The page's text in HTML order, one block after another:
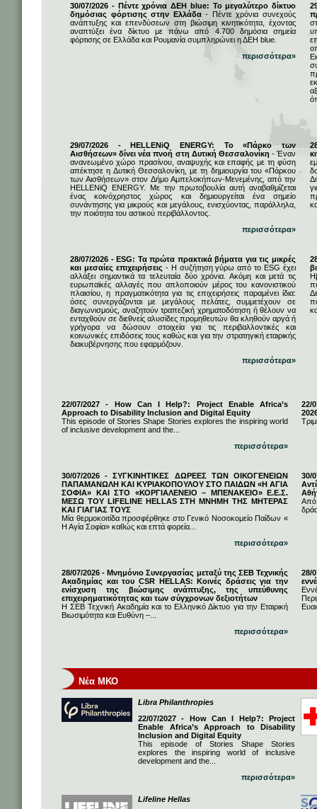
30/07/2026 - Πέντε χρόνια ΔΕΗ blue: Το μεγαλύτερο δίκτυο
δημόσιας φόρτισης στην Ελλάδα- Πέντε χρόνια συνεχούς
ανάπτυξης και επενδύσεων στη βιώσιμη κινητικότητα, έχοντας
αναπτύξει ένα δίκτυο με πάνω από 4.700 δημόσια σημεία
φόρτισης σε Ελλάδα και Ρουμανία συμπληρώνει η ΔΕΗ blue.
περισσότερα»
29/07/2026 - HELLENiQ ENERGY: Το «Πάρκο των
Αισθήσεων» δίνει νέα πνοή στη Δυτική Θεσσαλονίκη - Έναν
ανανεωμένο χώρο πρασίνου, αναψυχής και επαφής με τη φύση
απέκτησε η Δυτική Θεσσαλονίκη, με τη δημιουργία του «Πάρκου
των Αισθήσεων» στον Δήμο Αμπελοκήπων-Μενεμένης, από την
HELLENiQ ENERGY. Με την πρωτοβουλία αυτή αναβαθμίζεται
ένας κοινόχρηστος χώρος και δημιουργείται ένα σημείο
συνάντησης για μικρούς και μεγάλους, ενισχύοντας, παράλληλα,
την ποιότητα του αστικού περιβάλλοντος.
περισσότερα»
28/07/2026 - ESG: Τα πρώτα πρακτικά βήματα για τις μικρές
και μεσαίες επιχειρήσεις - Η συζήτηση γύρω από το ESG έχει
αλλάξει σημαντικά τα τελευταία δύο χρόνια. Ακόμη και μετά τις
ευρωπαϊκές αλλαγές που απλοποιούν μέρος του κανονιστικού
πλαισίου, η πραγματικότητα για τις επιχειρήσεις παραμένει ίδια:
όσες συνεργάζονται με μεγάλους πελάτες, συμμετέχουν σε
διαγωνισμούς, αναζητούν τραπεζική χρηματοδότηση ή θέλουν να
ενταχθούν σε διεθνείς αλυσίδες προμηθευτών θα κληθούν αργά ή
γρήγορα να δώσουν στοιχεία για τις περιβαλλοντικές και
κοινωνικές επιδόσεις τους καθώς και για την στρατηγική εταιρικής
διακυβέρνησης που εφαρμόζουν.
περισσότερα»
22/07/2027 - How Can I Help?: Project Enable Africa’s
Approach to Disability Inclusion and Digital Equity
This episode of Stories Shape Stories explores the inspiring world
of inclusive development and the...
περισσότερα»
22/
30/07/2026 - ΣΥΓΚΙΝΗΤΙΚΕΣ ΔΩΡΕΕΣ ΤΩΝ ΟΙΚΟΓΕΝΕΙΩΝ
ΠΑΠΑΜΑΝΩΛΗ ΚΑΙ ΚΥΡΙΑΚΟΠΟΥΛΟΥ ΣΤΟ ΠΑΙΔΩΝ «Η ΑΓΙΑ
ΣΟΦΙΑ» ΚΑΙ ΣΤΟ «ΚΟΡΓΙΑΛΕΝΕΙΟ – ΜΠΕΝΑΚΕΙΟ» Ε.Ε.Σ.
ΜΕΣΩ ΤΟΥ LIFELINE HELLAS ΣΤΗ ΜΝΗΜΗ ΤΗΣ ΜΗΤΕΡΑΣ
ΚΑΙ ΓΙΑΓΙΑΣ ΤΟΥΣ
Μία θερμοκοιτίδα προσφέρθηκε στο Γενικό Νοσοκομείο Παίδων «
Η Αγία Σοφία» καθώς και επτά φορεία...
περισσότερα»
30/
Από
28/07/2026 - Μνημόνιο Συνεργασίας μεταξύ της ΣΕΒ Τεχνικής
Ακαδημίας και του CSR HELLAS: Κοινές δράσεις για την
ενίσχυση της βιώσιμης ανάπτυξης, της υπεύθυνης
επιχειρηματικότητας και των σύγχρονων δεξιοτήτων
Η ΣΕΒ Τεχνική Ακαδημία και το Ελληνικό Δίκτυο για την Εταιρική
Βιωσιμότητα και Ευθύνη –...
περισσότερα»
28/
Νέα ΜΚΟ
Libra Philanthropies
22/07/2027 - How Can I Help?: Project
Enable Africa’s Approach to Disability
Inclusion and Digital Equity
This episode of Stories Shape Stories
explores the inspiring world of inclusive
development and the...
περισσότερα»
Lifeline Hellas